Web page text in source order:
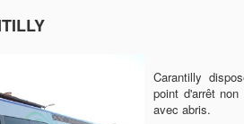
Carantilly
point d'arrêt non
avec abris.